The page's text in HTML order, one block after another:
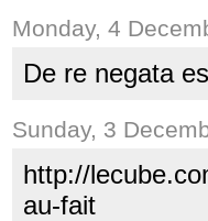
Monday, 4
De re negata
Sunday, 3
http://
au-fait